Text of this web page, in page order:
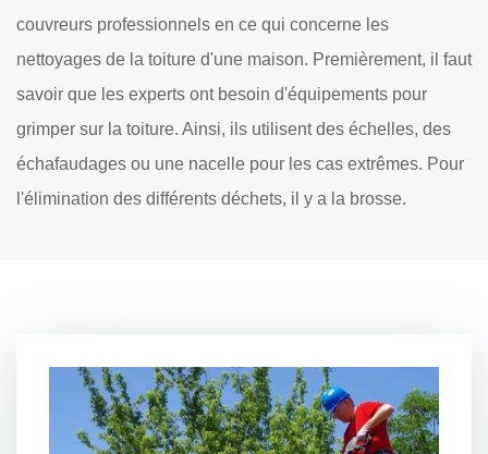
couvreurs professionnels en ce qui concerne les
nettoyages de la toiture d'une maison. Premièrement, il faut
savoir que les experts ont besoin d'équipements pour
grimper sur la toiture. Ainsi, ils utilisent des échelles, des
échafaudages ou une nacelle pour les cas extrêmes. Pour
l'élimination des différents déchets, il y a la brosse.